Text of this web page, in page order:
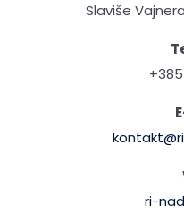
Slaviše
+385
ri-